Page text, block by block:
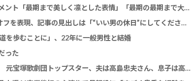
寿美花代さん死去 息子の高嶋政宏・政伸がコメント「最期まで美しく凛とした表情」「最期の最期まで大女優」「
SixTONES 田中樹 初の単独CM出演でオンとオフを表現、記事の見出しは「“いい男の休日”にしてください」とアピール
歩むことに」、22年に一般男性と結婚
った
【訃報】寿美花代さん死去 94歳 老衰のため 元宝塚歌劇団トップスター、夫は高島忠夫さん、息子は高嶋政宏・政伸